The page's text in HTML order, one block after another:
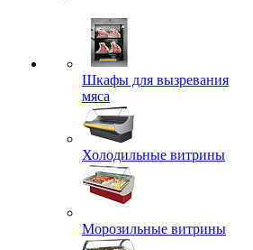
Шкафы для вызревания
мяса
Холодильные витрины
Морозильные витрины